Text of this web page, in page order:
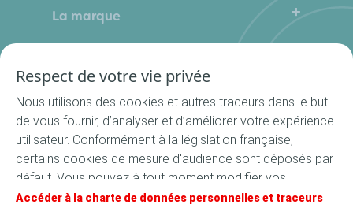
La marque
Qui sommes-nous
Où nous trouver ?
La Cuisine du Bocal
Nos rondelles
Nos accessoires
Recettes
Respect de votre vie privée
Nous utilisons des cookies et autres traceurs dans le but
de vous fournir, d’analyser et d’améliorer votre expérience
utilisateur. Conformément à la législation française,
certains cookies de mesure d'audience sont déposés par
défaut. Vous pouvez à tout moment modifier vos
paramètres de cookies en cliquant sur le bouton « Gérer
Accéder à la charte de données personnelles et traceurs